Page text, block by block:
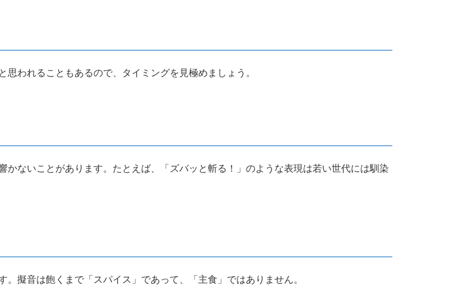
われることもあるので、タイミングを見極めましょう。
ないことがあります。たとえば、「ズバッと斬る！」のような表現は若い世代には馴染
擬音は飽くまで「スパイス」であって、「主食」ではありません。